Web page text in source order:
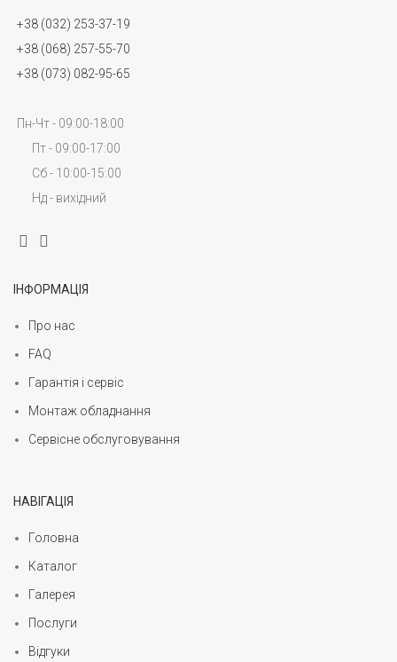
+38 (032) 253-37-19
+38 (068) 257-55-70
+38 (073) 082-95-65
Пн-Чт - 09:00-18:00
Пт - 09:00-17:00
Сб - 10:00-15:00
Нд - вихідний
ІНФОРМАЦІЯ
Про нас
FAQ
Гарантія і сервіс
Монтаж обладнання
Сервісне обслуговування
НАВІГАЦІЯ
Головна
Каталог
Галерея
Послуги
Відгуки